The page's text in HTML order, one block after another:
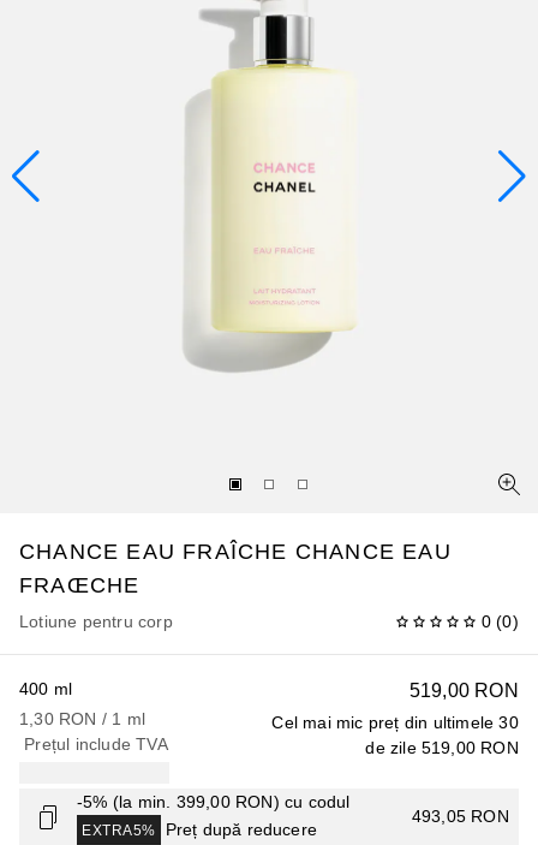
CHANCE EAU FRAÎCHE CHANCE EAU
FRAŒCHE
Lotiune pentru corp 0 (0)
519,00 RON
Cel mai mic preț din ultimele 30
de zile 519,00 RON
400 ml
1,30 RON / 1 ml
Prețul include TVA
-5% (la min. 399,00 RON) cu codul
EXTRA5% Preț după reducere
493,05 RON